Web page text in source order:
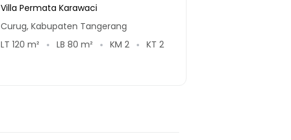
Villa Permata Karawaci
Curug, Kabupaten Tangerang
LT120 m² LB80 m² KM2 KT2